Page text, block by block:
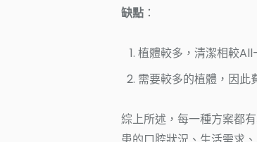
缺點 ：
植體較多，清潔相較
需要較多的植體，因
綜上所述，每一種方案都